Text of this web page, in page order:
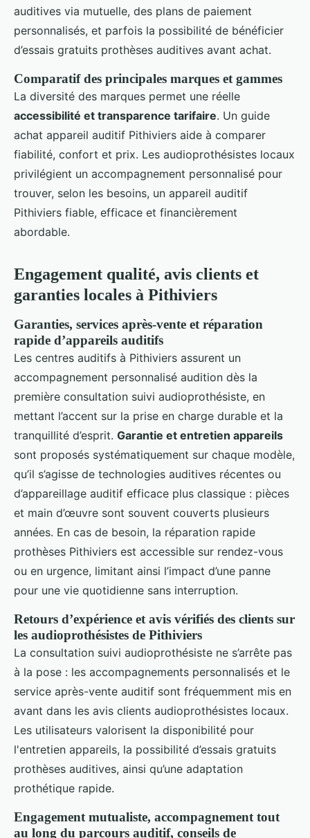
auditives via mutuelle, des plans de paiement
personnalisés, et parfois la possibilité de bénéficier
d’essais gratuits prothèses auditives avant achat.
Comparatif des principales marques et gammes
La diversité des marques permet une réelle
accessibilité et transparence tarifaire. Un guide
achat appareil auditif Pithiviers aide à comparer
fiabilité, confort et prix. Les audioprothésistes locaux
privilégient un accompagnement personnalisé pour
trouver, selon les besoins, un appareil auditif
Pithiviers fiable, efficace et financièrement
abordable.
Engagement qualité, avis clients et
garanties locales à Pithiviers
Garanties, services après-vente et réparation
rapide d’appareils auditifs
Les centres auditifs à Pithiviers assurent un
accompagnement personnalisé audition dès la
première consultation suivi audioprothésiste, en
mettant l’accent sur la prise en charge durable et la
tranquillité d’esprit. Garantie et entretien appareils
sont proposés systématiquement sur chaque modèle,
qu’il s’agisse de technologies auditives récentes ou
d’appareillage auditif efficace plus classique : pièces
et main d’œuvre sont souvent couverts plusieurs
années. En cas de besoin, la réparation rapide
prothèses Pithiviers est accessible sur rendez-vous
ou en urgence, limitant ainsi l’impact d’une panne
pour une vie quotidienne sans interruption.
Retours d’expérience et avis vérifiés des clients sur
les audioprothésistes de Pithiviers
La consultation suivi audioprothésiste ne s’arrête pas
à la pose : les accompagnements personnalisés et le
service après-vente auditif sont fréquemment mis en
avant dans les avis clients audioprothésistes locaux.
Les utilisateurs valorisent la disponibilité pour
l'entretien appareils, la possibilité d’essais gratuits
prothèses auditives, ainsi qu’une adaptation
prothétique rapide.
Engagement mutualiste, accompagnement tout
au long du parcours auditif, conseils de